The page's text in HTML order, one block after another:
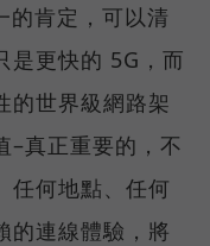
肯定，可以清
是更快的 5G，而
的世界級網路架
–真正重要的，不
任何地點、任何
的連線體驗，將